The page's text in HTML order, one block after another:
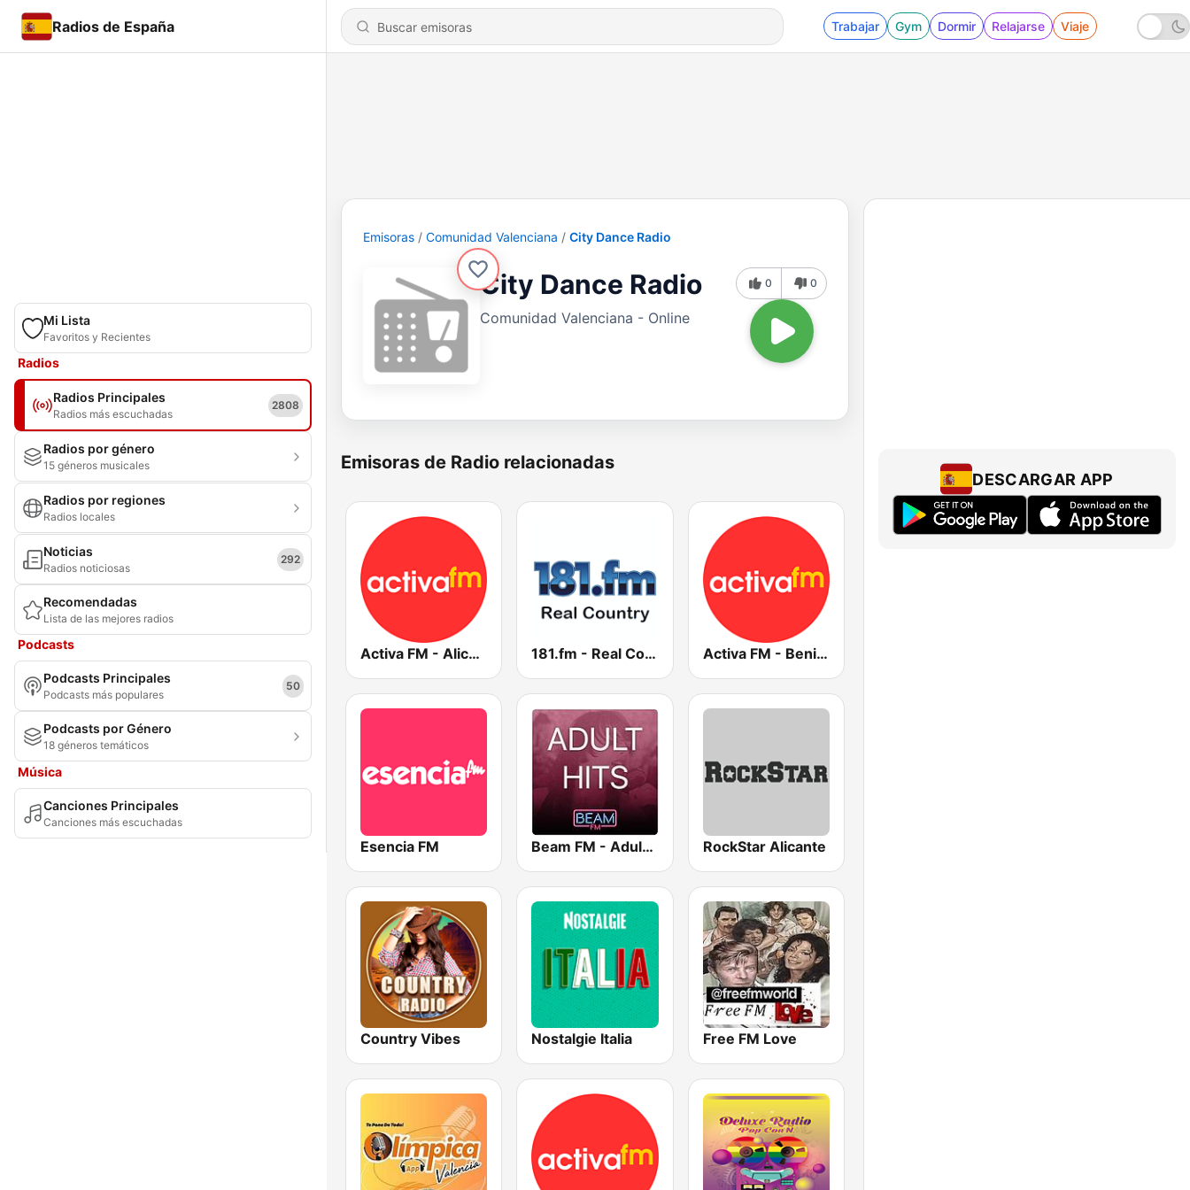
Radios de España Trabajar Gym Dormir Relajarse Viaje
Mi Lista
Favoritos y Recientes
Radios
Radios Principales
Radios más escuchadas
2808
Radios por género
15 géneros musicales
Radios por regiones
Radios locales
Noticias
Radios noticiosas
292
Recomendadas
Lista de las mejores radios
Podcasts
Podcasts Principales
Podcasts más populares
50
Podcasts por Género
18 géneros temáticos
Música
Canciones Principales
Canciones más escuchadas
Emisoras Comunidad Valenciana City Dance Radio
City Dance Radio
Comunidad Valenciana - Online
0 0
Emisoras de Radio relacionadas
Activa FM - Alicante 181.fm - Real Country Activa FM - Benidorm
Esencia FM Beam FM - Adult Hits RockStar Alicante
Country Vibes Nostalgie Italia Free FM Love
DESCARGAR APP